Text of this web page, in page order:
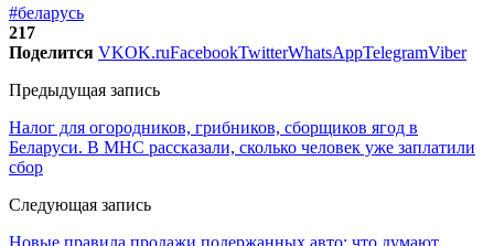
#беларусь
217
Поделится VKOK.ruFacebookTwitterWhatsAppTelegramViber
Предыдущая запись
Налог для огородников, грибников, сборщиков ягод в
Беларуси. В МНС рассказали, сколько человек уже заплатили
сбор
Следующая запись